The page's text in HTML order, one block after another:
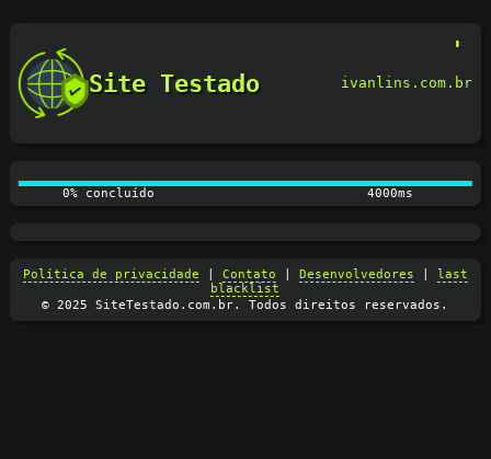
Site Testado ivanlins.com.br
0% concluído 4100ms
Política de privacidade Contato Desenvolvedores
last
blacklist
© 2025 SiteTestado.com.br. Todos direitos reservados.